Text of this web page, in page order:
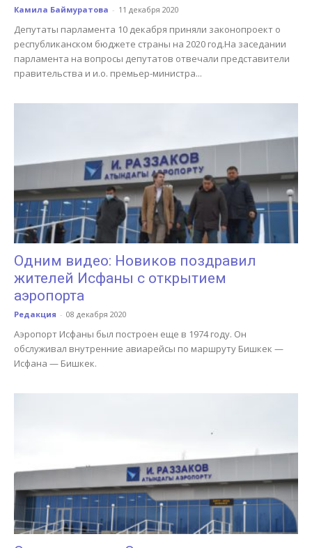
Камила Баймуратова - 11 декабря 2020
Депутаты парламента 10 декабря приняли законопроект о
республиканском бюджете страны на 2020 год.На заседании
парламента на вопросы депутатов отвечали представители
правительства и и.о. премьер-министра...
Одним видео: Новиков поздравил
жителей Исфаны с открытием
аэропорта
Редакция - 08 декабря 2020
Аэропорт Исфаны был построен еще в 1974 году. Он
обслуживал внутренние авиарейсы по маршруту Бишкек —
Исфана — Бишкек.